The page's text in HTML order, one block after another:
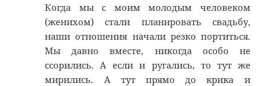
Когда мы с моим молодым человеком
(женихом) стали планировать свадьбу,
наши отношения начали резко портиться.
Мы давно вместе, никогда особо не
ссорились. А если и ругались, то тут же
мирились. А тут прямо до крика и